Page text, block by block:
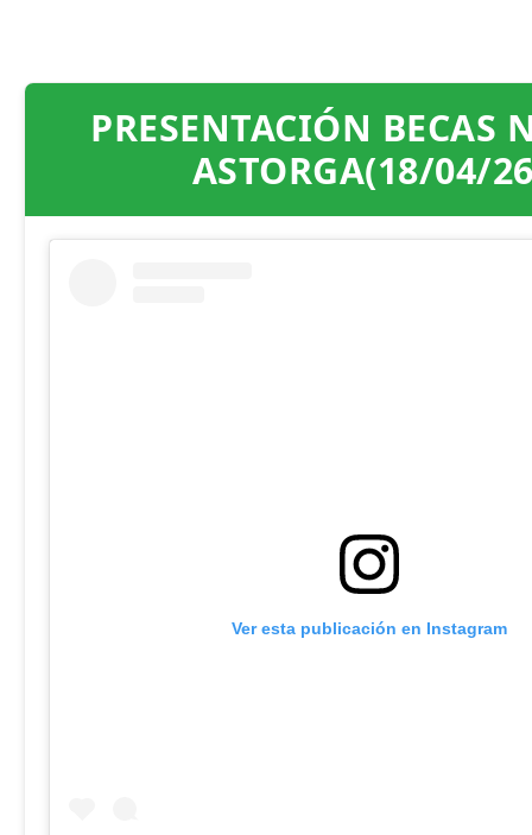
PRESENTACIÓN BECAS
ASTORGA(18/04/
Ver esta publicación en Instagram